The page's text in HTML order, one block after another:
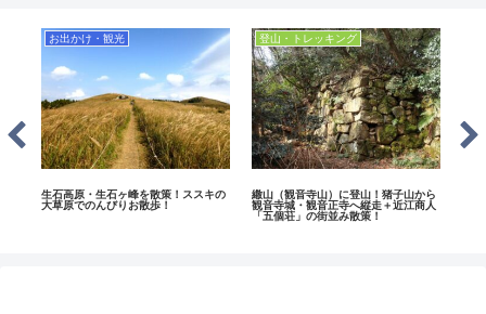
お出かけ・観光
生石高原・生石ヶ峰を散策！ススキの
大草原でのんびりお散歩！
登山・トレッキング
繖山（観音寺山）に登山！猪子山から
観音寺城・観音正寺へ縦走＋近江商人
「五個荘」の街並み散策！